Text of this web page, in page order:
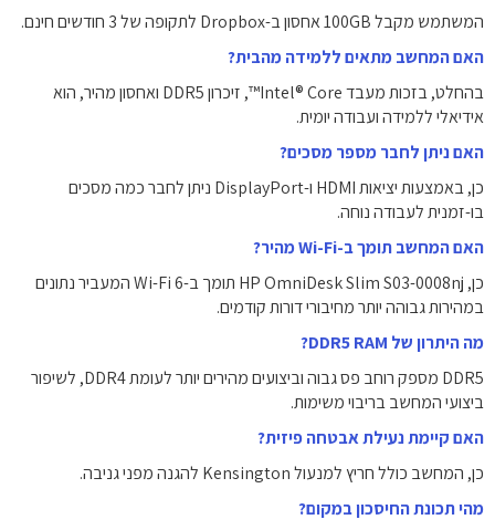
המשתמש מקבל ‎100GB‎ אחסון ב-Dropbox לתקופה של 3 חודשים חינם.
האם המחשב מתאים ללמידה מהבית?
בהחלט, בזכות מעבד Intel® Core™, זיכרון DDR5 ואחסון מהיר, הוא
אידיאלי ללמידה ועבודה יומית.
האם ניתן לחבר מספר מסכים?
כן, באמצעות יציאות HDMI ו-DisplayPort ניתן לחבר כמה מסכים
בו-זמנית לעבודה נוחה.
האם המחשב תומך ב-Wi-Fi מהיר?
כן, HP OmniDesk Slim S03-0008nj תומך ב-Wi-Fi 6 המעביר נתונים
במהירות גבוהה יותר מחיבורי דורות קודמים.
מה היתרון של DDR5 RAM?
DDR5 מספק רוחב פס גבוה וביצועים מהירים יותר לעומת DDR4, לשיפור
ביצועי המחשב בריבוי משימות.
האם קיימת נעילת אבטחה פיזית?
כן, המחשב כולל חריץ למנעול Kensington להגנה מפני גניבה.
מהי תכונת החיסכון במקום?